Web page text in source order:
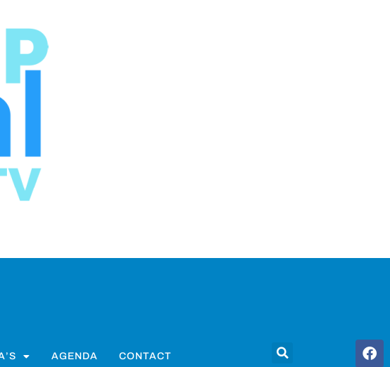
AGENDA CONTACT